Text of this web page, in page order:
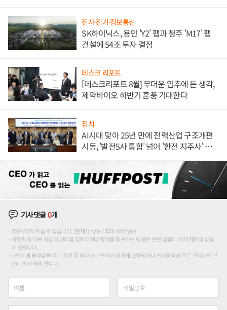
전자·전기·정보통신
SK하이닉스, 용인 'Y2' 팹과 청주 'M17' 팹
건설에 54조 투자 결정
데스크 리포트
[데스크리포트 8월] 무더운 입추에 든 생각,
제약바이오 하반기 훈풍 기대한다
정치
AI시대 맞아 25년 만에 전력산업 구조개편
시동, '발전5사 통합' 넘어 '한전 지주사' 재편
기사댓글0개
200자까지 쓰실 수 있습니다. (현재 0 byte / 최대 400byte)
저작권 등 다른 사람의 권리를 침해하거나 명예를 훼손하는 댓글은 관련 법률에 의해 제재를 받을
수 있습니다.
타인에게 불쾌감을 주는 욕설 등 비하하는 단어가 내용에 포함되거나 인신공격성 글은 관리자의 판
단에 의해 삭제 합니다.